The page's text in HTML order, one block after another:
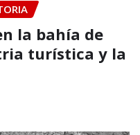
la bahía de
turística y la